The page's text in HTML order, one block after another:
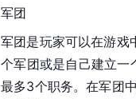
军团
军团是玩家可以在游戏
个军团或是自己建立一
最多3个职务。在军团